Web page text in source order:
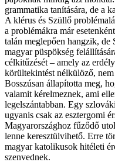
grammatika tanítására, de a
A klérus és Szüllő
a problémákra már
talán meglepően hangzik, de
magyar püspökség
célkitűzését – amely az
körültekintést nélkülöző,
Bosszúsan állapította meg,
valamit kérelmeznek, ami
legelszántabban. Egy
ugyanis csak az esztergomi
Magyarországhoz fűződő
lenne keresztülvihető. Erre
magyar katolikusok hitéleti
szenvednek.